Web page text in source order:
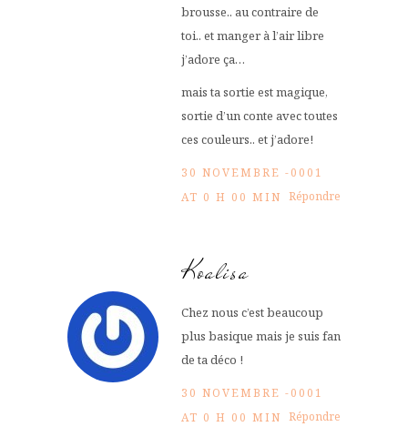
brousse.. au contraire de
toi.. et manger à l’air libre
j’adore ça…
mais ta sortie est magique,
sortie d’un conte avec toutes
ces couleurs.. et j’adore!
30 NOVEMBRE -0001
AT 0 H 00 MIN Répondre
Koalisa
Chez nous c’est beaucoup
plus basique mais je suis fan
de ta déco !
30 NOVEMBRE -0001
AT 0 H 00 MIN Répondre